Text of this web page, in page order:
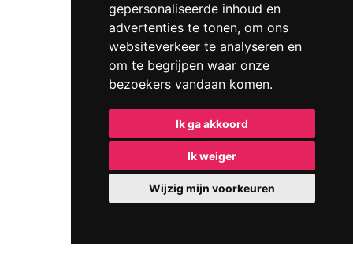
gepersonaliseerde inhoud en
advertenties te tonen, om ons
websiteverkeer te analyseren en
om te begrijpen waar onze
bezoekers vandaan komen.
Ik ga akkoord
Ik weiger
Wijzig mijn voorkeuren